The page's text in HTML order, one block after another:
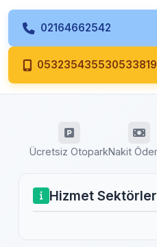
02164662542
Ücretsiz OtoparkNakit
Hizmet